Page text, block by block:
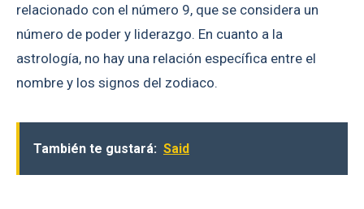
relacionado con el número 9, que se considera un
número de poder y liderazgo. En cuanto a la
astrología, no hay una relación específica entre el
nombre y los signos del zodiaco.
También te gustará: Said